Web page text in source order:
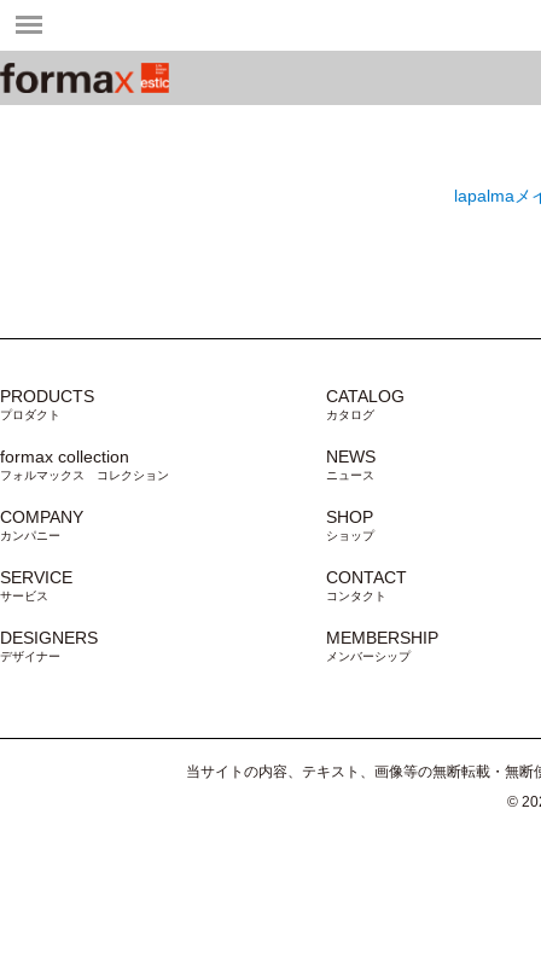
lapalmaメ
PRODUCTS
プロダクト
formax collection
フォルマックス コレクション
COMPANY
カンパニー
SERVICE
サービス
DESIGNERS
デザイナー
CATALOG
カタログ
NEWS
ニュース
SHOP
ショップ
CONTACT
コンタクト
MEMBERSHIP
メンバーシップ
当サイトの内容、テキスト、画像等の無断転載・無
©